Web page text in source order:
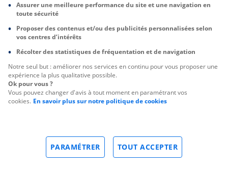
Assurer une meilleure performance du site et une navigation en
toute sécurité
Proposer des contenus et/ou des publicités personnalisées selon
vos centres d’intérêts
Récolter des statistiques de fréquentation et de navigation
Notre seul but : améliorer nos services en continu pour vous proposer une
expérience la plus qualitative possible.
Ok pour vous ?
Vous pouvez changer d'avis à tout moment en paramétrant vos
cookies. En savoir plus sur notre politique de cookies
TOUT ACCEPTER
PARAMÉTRER